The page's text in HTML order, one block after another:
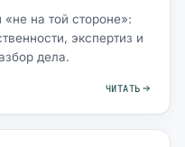
на той стороне»:
экспертиз и
дела.
ЧИТАТЬ